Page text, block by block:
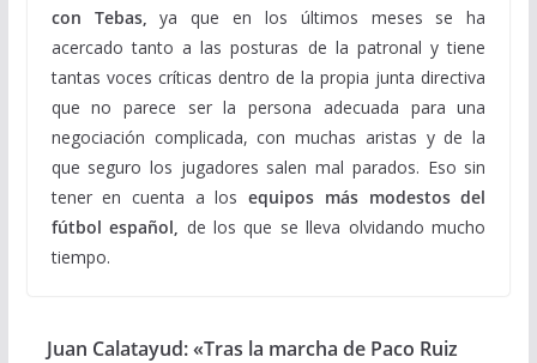
con Tebas, ya que en los últimos meses se ha
acercado tanto a las posturas de la patronal y tiene
tantas voces críticas dentro de la propia junta directiva
que no parece ser la persona adecuada para una
negociación complicada, con muchas aristas y de la
que seguro los jugadores salen mal parados. Eso sin
tener en cuenta a losequipos más modestos del
fútbol español, de los que se lleva olvidando mucho
tiempo.
Juan Calatayud: «Tras la marcha de Paco Ruiz